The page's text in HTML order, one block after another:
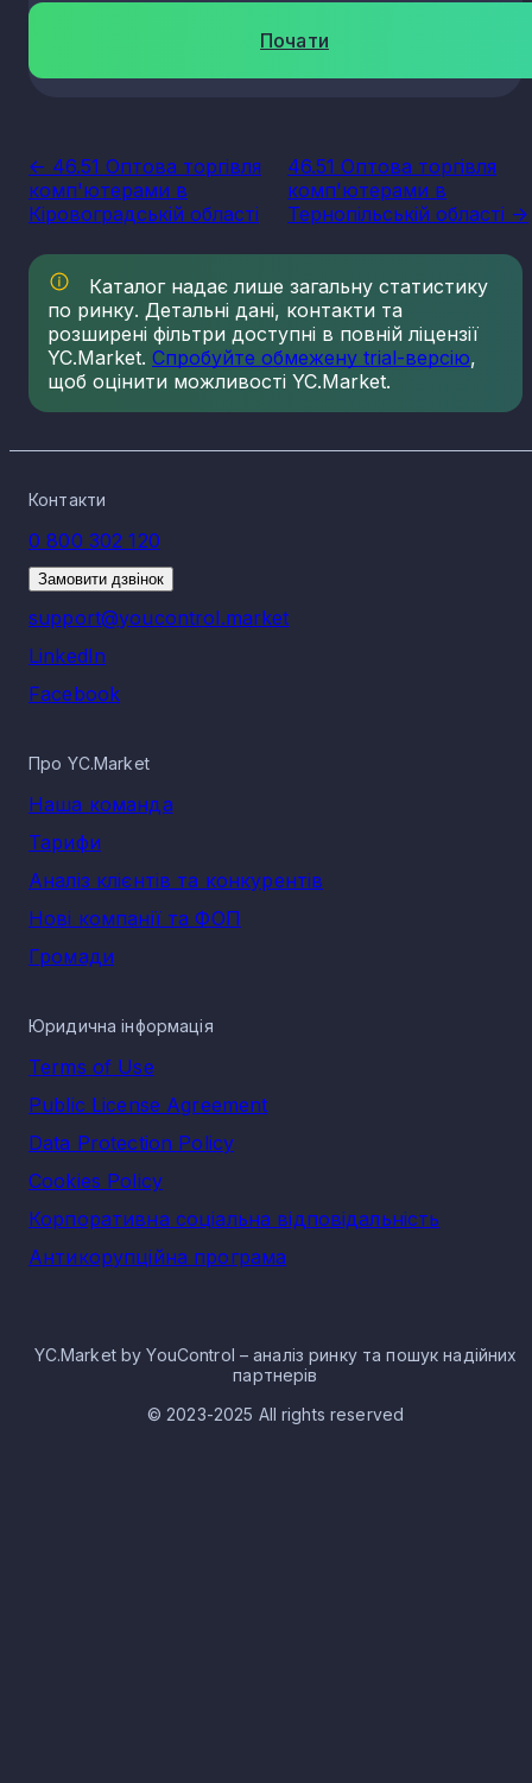
Почати
<- 46.51 Оптова торгівля
комп'ютерами в
Кіровоградській області
46.51 Оптова торгівля
комп'ютерами в
Тернопільській області ->
Каталог надає лише загальну статистику
по ринку. Детальні дані, контакти та
розширені фільтри доступні в повній ліцензії
YC.Market. Спробуйте обмежену trial-версію,
щоб оцінити можливості YC.Market.
Контакти
0 800 302 120
Замовити дзвінок
support@youcontrol.market
LinkedIn
Facebook
Про YC.Market
Наша команда
Тарифи
Аналіз клієнтів та конкурентів
Нові компанії та ФОП
Громади
Юридична інформація
Terms of Use
Public License Agreement
Data Protection Policy
Cookies Policy
Корпоративна соціальна відповідальність
Антикорупційна програма
YC.Market by YouControl – аналіз ринку та пошук надійних
партнерів
© 2023-2025 All rights reserved